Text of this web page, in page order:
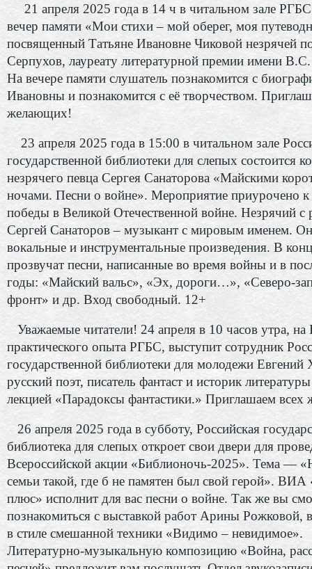
21 апреля 2025 года в 14 ч в читальном зале РГБС
вечер памяти «Мои стихи – мой оберег, моя
посвященный Татьяне Ивановне Чиковой незрячей
Серпухов, лауреату литературной премии имени
На вечере памяти слушатель познакомится с
Ивановны и познакомится с её творчеством.
желающих!
23 апреля 2025 года в 15:00 в читальном зале
государственной библиотеки для слепых состоится
незрячего певца Сергея Санаторова «Майскими
ночами. Песни о войне». Мероприятие приурочено
победы в Великой Отечественной войне. Незрячий с
Сергей Санаторов – музыкант с мировым именем.
вокальные и инструментальные произведения. В
прозвучат песни, написанные во время войны и в
годы: «Майский вальс», «Эх, дороги…», «Северо-
фронт» и др. Вход свободный. 12+
Уважаемые читатели! 24 апреля в 10 часов утра,
практического опыта РГБС, выступит сотрудник
государственной библиотеки для молодежи Евгений
русский поэт, писатель фантаст и историк
лекцией «Парадоксы фантастики.» Приглашаем
26 апреля 2025 года в субботу, Российская
библиотека для слепых откроет свои двери для
Всероссийской акции «Библионочь-2025». Тема —
семьи такой, где б не памятен был свой герой».
плюс» исполнит для вас песни о войне. Так же вы
познакомиться с выставкой работ Арины Рожковой,
в стиле смешанной техники «Видимо – невидимое».
Литературно-музыкальную композицию «Война,